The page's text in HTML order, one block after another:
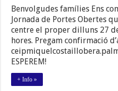
DE
PORTES
OBERTES
Benvolgudes famílies Ens
Jornada de Portes Obertes
centre el proper dilluns 27
hores. Pregam confirmació
ESPEREM!
+ Info »